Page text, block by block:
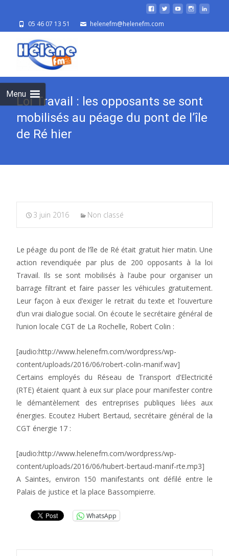
05 46 07 13 51 helenefm@helenefm.com
Menu
Loi Travail : les opposants se sont
mobilisés au péage du pont de l’île
de Ré hier
3 juin 2016 Non classé
Le péage du pont de l’île de Ré était gratuit hier matin. Une
action revendiquée par plus de 200 opposants à la loi
Travail. Ils se sont mobilisés à l’aube pour organiser un
barrage filtrant et faire passer les véhicules gratuitement.
Leur façon à eux d’exiger le retrait du texte et l’ouverture
d’un vrai dialogue social. On écoute le secrétaire général de
l’union locale CGT de La Rochelle, Robert Colin :
[audio:http://www.helenefm.com/wordpress/wp-
content/uploads/2016/06/robert-colin-manif.wav]
Certains employés du Réseau de Transport d’Electricité
(RTE) étaient quant à eux sur place pour manifester contre
le démantèlement des entreprises publiques liées aux
énergies. Ecoutez Hubert Bertaud, secrétaire général de la
CGT énergie 17 :
[audio:http://www.helenefm.com/wordpress/wp-
content/uploads/2016/06/hubert-bertaud-manif-rte.mp3]
A Saintes, environ 150 manifestants ont défilé entre le
Palais de justice et la place Bassompierre.
WhatsApp